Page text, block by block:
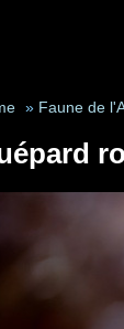
» Faune de